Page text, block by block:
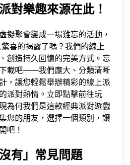
對樂趣來源在此！
擬聚會變成一場難忘的活動，
喜的揭露了嗎？我們的線上
創造持久回憶的完美方式。忘
載吧——我們龐大、分類清晰
，讓您輕鬆舉辦精彩的線上派
派對熱情。立即點擊前往玩
為何我們是這款經典派對遊戲
您的朋友，選擇一個類別，讓
吧！
有」常見問題